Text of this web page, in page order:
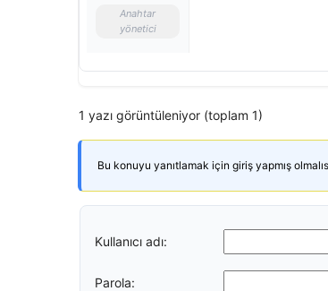
Anahtar
yönetici
1 yazı görüntüleniyor (toplam 1)
Bu konuyu yanıtlamak için giriş yapmış
Kullanıcı adı:
Parola: